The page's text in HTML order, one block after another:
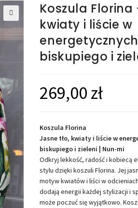
🔍
Koszula Florina
kwiaty i liście w
biskupiego i
269,00 zł
Koszula Florina
Jasne tło, kwiaty i liście w
biskupiego i zieleni | Nun-mi
Odkryj lekkość, radość i kobiecą
stylu dzięki koszuli Florina. Jej
motyw kwiatów i liści w
dodają energii każdej stylizacji i
może poczuć się wyjątkowo.